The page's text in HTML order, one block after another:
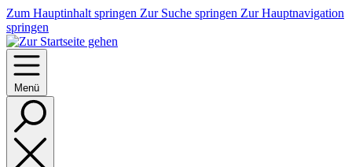
Zum Hauptinhalt springen Zur Suche springen Zur Hauptnavigation
springen
Menü